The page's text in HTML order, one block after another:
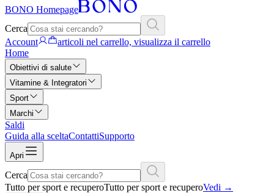
BONO Homepage
Cerca
Account
articoli nel carrello, visualizza il carrello
Home
Obiettivi di salute
Vitamine & Integratori
Sport
Marchi
Saldi
Guida alla sceltaContattiSupporto
Apri
Cerca
Tutto per sport e recuperoTutto per sport e recuperoVedi →